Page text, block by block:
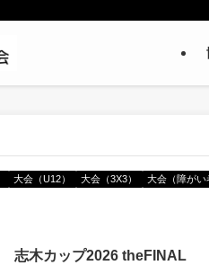
大会（U12） 大会（3X3） 大会（障がい
志木カップ2026 theFINAL